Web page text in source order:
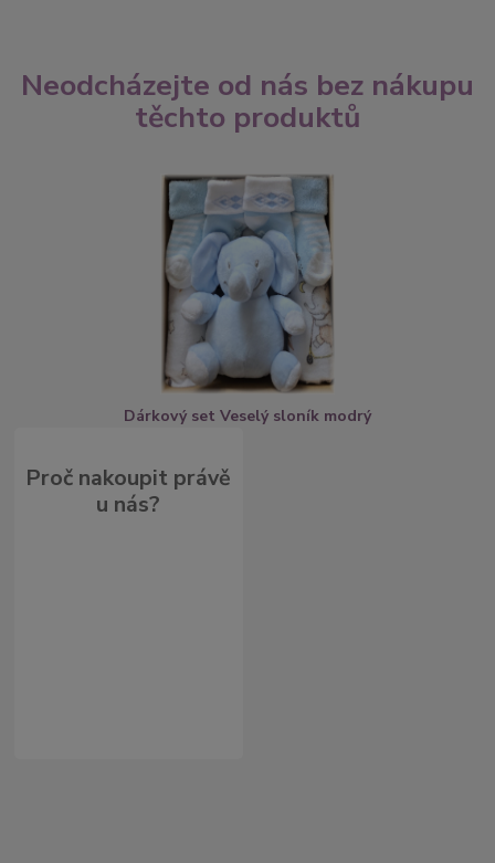
Neodcházejte od nás bez nákupu
těchto produktů
Dárkový set Veselý sloník modrý
Proč nakoupit právě
u nás?